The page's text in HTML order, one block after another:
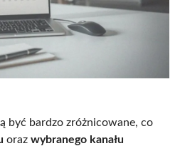
być bardzo zróżnicowane, co
oraz wybranego kanału